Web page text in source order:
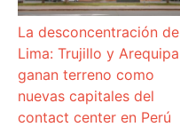
La desconcentración de
Lima: Trujillo y Arequipa
ganan terreno como
nuevas capitales del
contact center en Perú